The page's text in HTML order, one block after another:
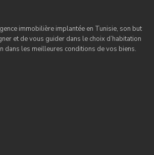
immobilière implantée en Tunisie, son but
et de vous guider dans le choix d’habitation
dans les meilleures conditions de vos biens.